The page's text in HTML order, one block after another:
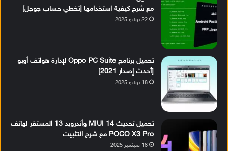
مع شرح كيفية استخدامها [تخطي حساب جوجل]
22 يوليو 2025
تحميل برنامج Oppo PC Suite لإدارة هواتف أوبو
[أحدث إصدار 2021]
18 يوليو 2025
تحميل تحديث MIUI 14 وأندرويد 13 المستقر لهاتف
POCO X3 Pro مع شرح التثبيت
18 سبتمبر 2025